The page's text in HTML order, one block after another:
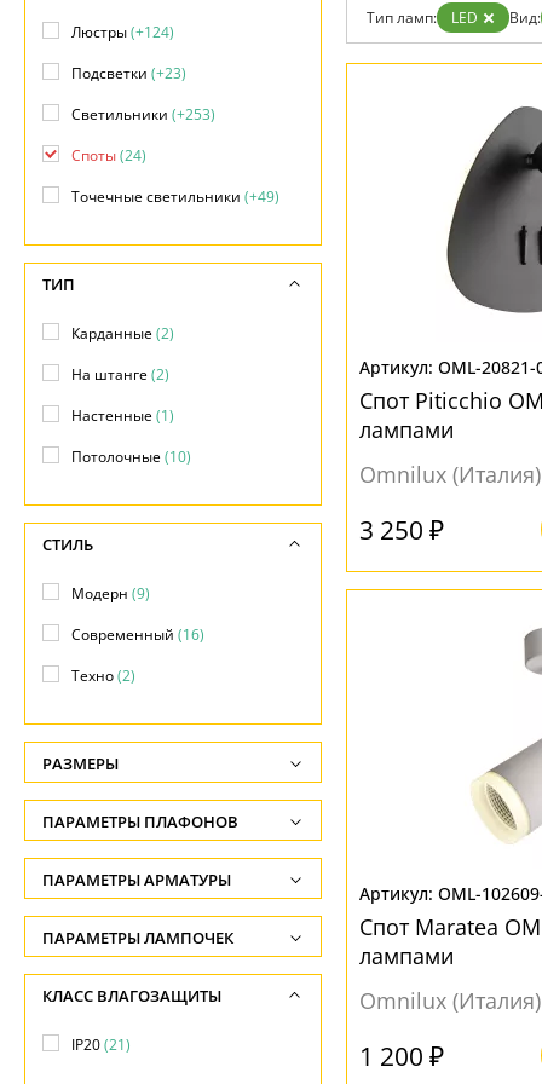
Дизайнерам
Бренды
Контакты
Тип ламп: LED Вид:
OML-20821-
Спот Piticchio
лампами
Omnilux (Италия)
3 250 ₽
OML-
Спот Maratea
лампами
Omnilux (Италия)
1 200 ₽
Люстры(+124)
Подсветки (+23)
Светильники (+253)
Споты(24)
Точечные светильники (+49)
ТИП
Карданные(2)
На штанге(2)
Настенные(1)
Потолочные(10)
СТИЛЬ
Модерн (9)
Современный (16)
Техно(2)
РАЗМЕРЫ
Высота, см
-
Глубина, см
-
Ширина, см
-
Диаметр, см
ПАРАМЕТРЫ ПЛАФОНОВ
ФОРМА ПЛАФОНА
Призма(2)
Сфера(2)
Цилиндр(19)
Шар(1)
ПАРАМЕТРЫ АРМАТУРЫ
ЦВЕТ АРМАТУРЫ
Белый(14)
ПАРАМЕТРЫ ЛАМПОЧЕК
Количество ламп
-
Общая мощность ламп
КЛАСС ВЛАГОЗАЩИТЫ
IP20(21)